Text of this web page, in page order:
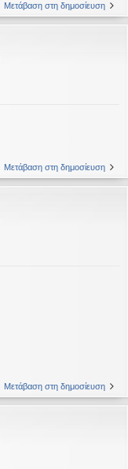
Μετάβαση στη δημοσίευση
Μετάβαση στη δημοσίευση
Μετάβαση στη δημοσίευση